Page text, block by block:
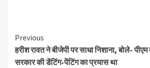
Continue
Reading
Previous
हरीश रावत ने बीजेपी पर साधा निशाना, बोले- पीएम
सरकार की डेंटिंग-पेंटिंग का प्रयास था